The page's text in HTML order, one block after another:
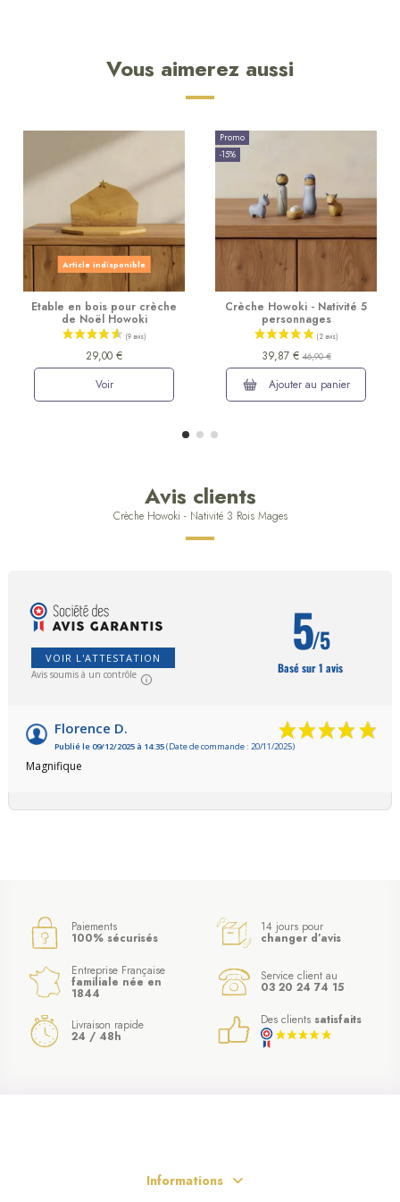
Vous aimerez aussi
Article indisponible
Etable en bois pour crèche
de Noël Howoki
29,00 €
Voir
Promo
-15%
Crèche Howoki - Nativité 5
personnages
39,87 €46,90 €
Ajouter au panier
Avis clients
Crèche Howoki - Nativité 3 Rois Mages
VOIR L'ATTESTATION
Avis soumis à un contrôle
5/5
Basé sur 1 avis
Florence D.
Publié le 09/12/2025 à 14:35(Date de commande : 20/11/2025)
Magnifique
Paiements
100% sécurisés
14 jours pour
changer d’avis
Entreprise Française
familiale née en
1844
Service client au
03 20 24 74 15
Livraison rapide
24 / 48h
Des clients satisfaits
Informations